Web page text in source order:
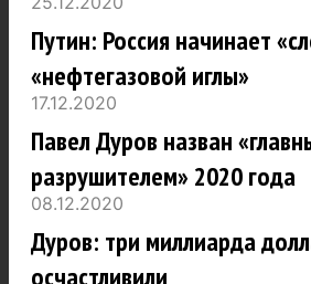
Путин: Россия начинает
«нефтегазовой иглы»
17.12.2020
Павел Дуров назван
разрушителем» 2020 года
08.12.2020
Дуров: три миллиарда